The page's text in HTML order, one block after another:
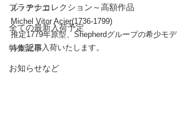
プラチナコレクション～高額作品
全ての最新入荷予定
特集記事
お知らせなど
ル・アシエ
Michel Vitor Acier(1736-1799)
推定1779年原型、Shepherdグループの希少モデ
ルが近日入荷いたします。